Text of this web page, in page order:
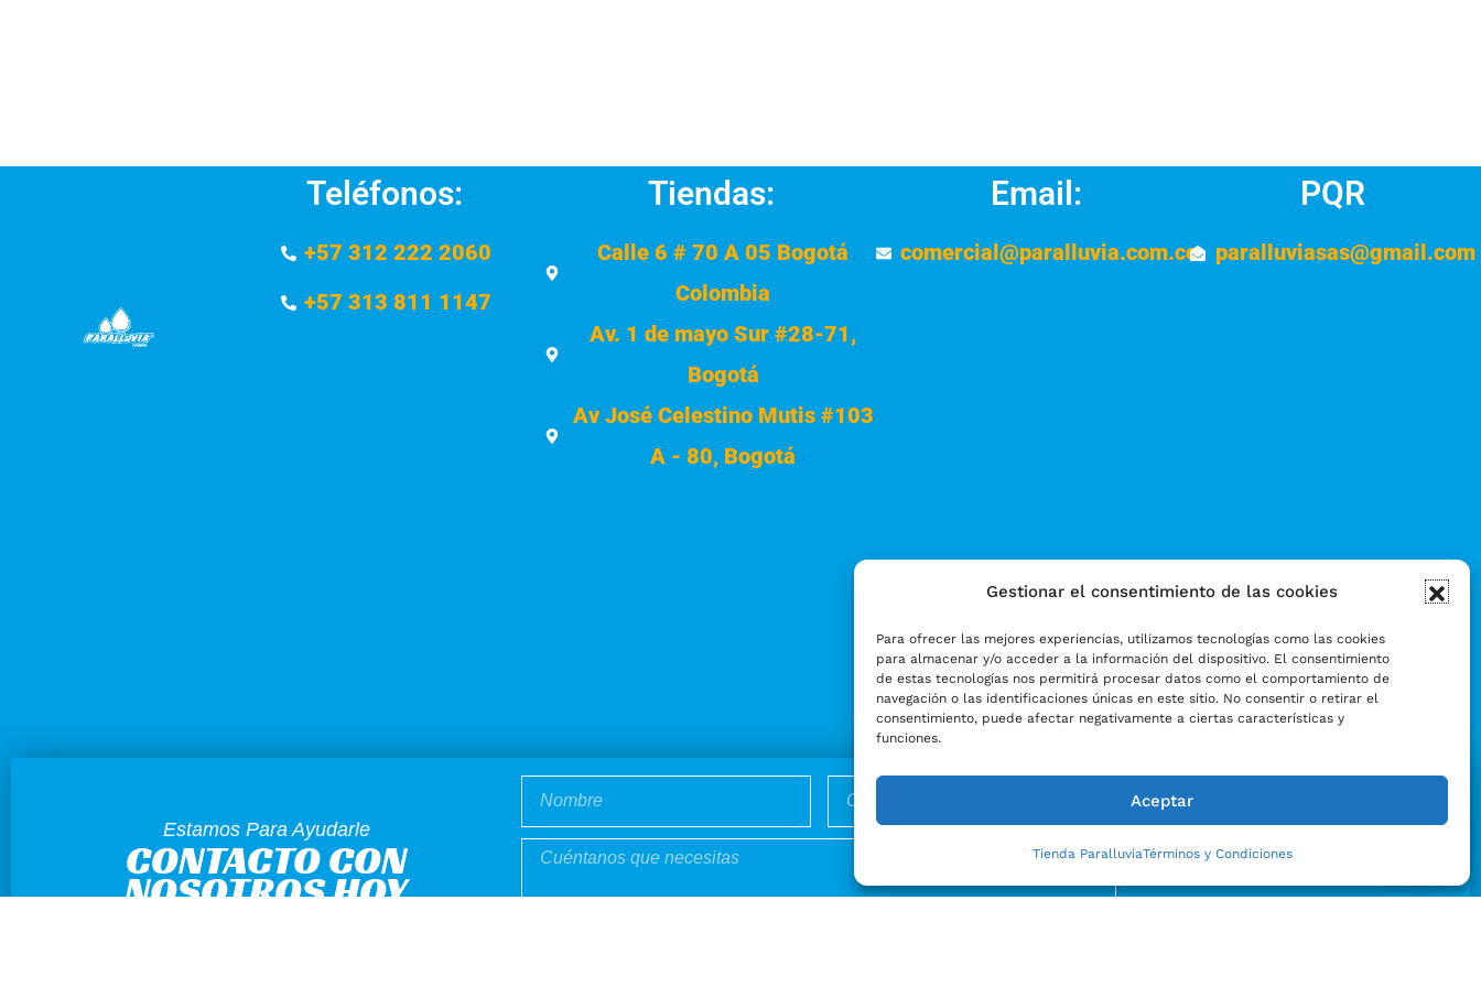
Gestionar el consentimiento de las cookies
Para ofrecer las mejores experiencias, utilizamos tecnologías como las cookies
para almacenar y/o acceder a la información del dispositivo. El consentimiento
de estas tecnologías nos permitirá procesar datos como el comportamiento de
navegación o las identificaciones únicas en este sitio. No consentir o retirar el
consentimiento, puede afectar negativamente a ciertas características y
funciones.
Aceptar
Tienda ParalluviaTérminos y Condiciones
Teléfonos:
+57 312 222 2060
+57 313 811 1147
Tiendas:
Calle 6 # 70 A 05 Bogotá
Colombia
Av. 1 de mayo Sur #28-71,
Bogotá
Av José Celestino Mutis #103
A - 80, Bogotá
Email:
comercial@paralluvia.com.co
PQR
paralluviasas@gmail.com
Estamos Para Ayudarle
CONTACTO CON
NOSOTROS HOY